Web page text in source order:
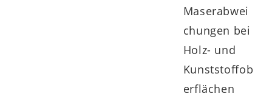
Maserabwei
chungen bei
Holz- und
Kunststoffob
erflächen